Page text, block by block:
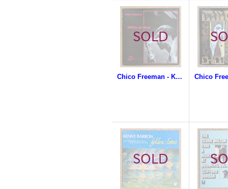
Chico Freeman - Kings Of Mali